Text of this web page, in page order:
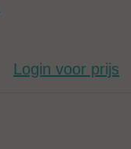
Login voor prijs